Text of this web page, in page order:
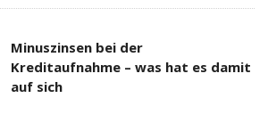
Minuszinsen bei der
Kreditaufnahme – was hat es damit
auf sich